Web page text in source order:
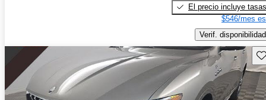
El precio incluye tasas
$546/mes
Verif. disponibilidad